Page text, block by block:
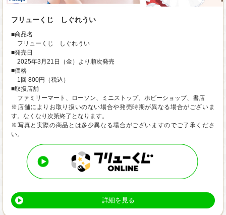
フリューくじ しぐれうい
■商品名
フリューくじ しぐれうい
■発売日
2025年3月21日（金）より順次発売
■価格
1回 800円（税込）
■取扱店舗
ファミリーマート、ローソン、ミニストップ、ホビーショップ、書店
※店舗によりお取り扱いのない場合や発売時期が異なる場合がございま
す。なくなり次第終了となります。
※写真と実際の商品とは多少異なる場合がございますのでご了承くださ
い。
詳細を見る